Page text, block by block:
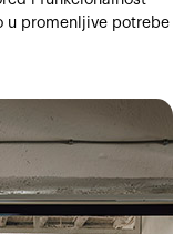
u promenljive potrebe